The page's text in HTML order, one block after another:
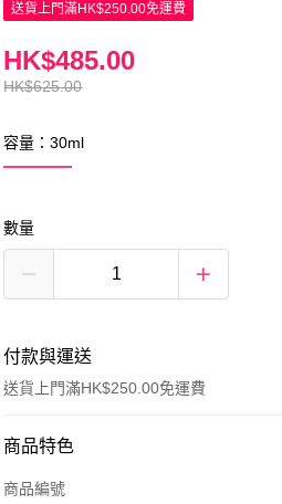
送貨上門滿HK$250.00免運費
HK$625.00
HK$485.00
容量：30ml
數量
付款與運送
送貨上門滿HK$250.00免運費
付款方式
信用卡
商品特色
商品編號